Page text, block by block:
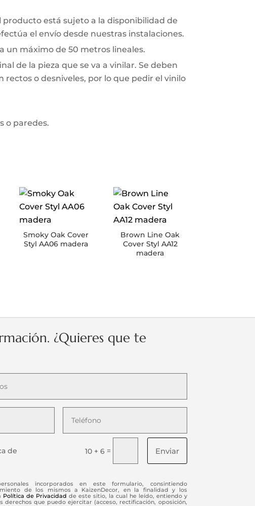
producto está sujeto a la disponibilidad de
el envío desde nuestras instalaciones.
un máximo de 50 metros lineales.
de la pieza que se va a vinilar. Se deben
o desniveles, por lo que pedir el vinilo
o paredes.
Smoky Oak Cover
Styl AA06 madera
Brown Line Oak
Cover Styl AA12
madera
¿Quieres que te
de
10 + 6= Enviar
incorporados en este formulario, consintiendo
de los mismos a KaizenDecor, en la finalidad y los
Política de Privacidad de este sitio, la cual he leído, entiendo y
derechos que puedo ejercitar (acceso, rectificación, oposición,